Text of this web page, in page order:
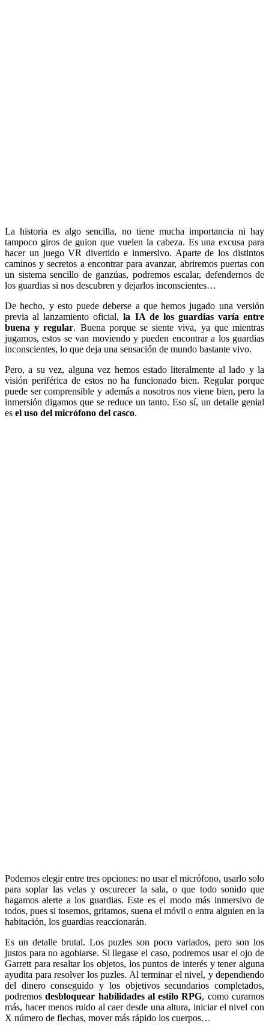
La historia es algo sencilla, no tiene mucha importancia ni hay
tampoco giros de guion que vuelen la cabeza. Es una excusa para
hacer un juego VR divertido e inmersivo. Aparte de los distintos
caminos y secretos a encontrar para avanzar, abriremos puertas con
un sistema sencillo de ganzúas, podremos escalar, defendernos de
los guardias si nos descubren y dejarlos inconscientes…
De hecho, y esto puede deberse a que hemos jugado una versión
previa al lanzamiento oficial,la IA de los guardias varía entre
buena y regular. Buena porque se siente viva, ya que mientras
jugamos, estos se van moviendo y pueden encontrar a los guardias
inconscientes, lo que deja una sensación de mundo bastante vivo.
Pero, a su vez, alguna vez hemos estado literalmente al lado y la
visión periférica de estos no ha funcionado bien. Regular porque
puede ser comprensible y además a nosotros nos viene bien, pero la
inmersión digamos que se reduce un tanto. Eso sí, un detalle genial
es el uso del micrófono del casco.
Podemos elegir entre tres opciones: no usar el micrófono, usarlo solo
para soplar las velas y oscurecer la sala, o que todo sonido que
hagamos alerte a los guardias. Este es el modo más inmersivo de
todos, pues si tosemos, gritamos, suena el móvil o entra alguien en la
habitación, los guardias reaccionarán.
Es un detalle brutal. Los puzles son poco variados, pero son los
justos para no agobiarse. Si llegase el caso, podremos usar el ojo de
Garrett para resaltar los objetos, los puntos de interés y tener alguna
ayudita para resolver los puzles. Al terminar el nivel, y dependiendo
del dinero conseguido y los objetivos secundarios completados,
podremosdesbloquear habilidades al estilo RPG, como curarnos
más, hacer menos ruido al caer desde una altura, iniciar el nivel con
X número de flechas, mover más rápido los cuerpos…